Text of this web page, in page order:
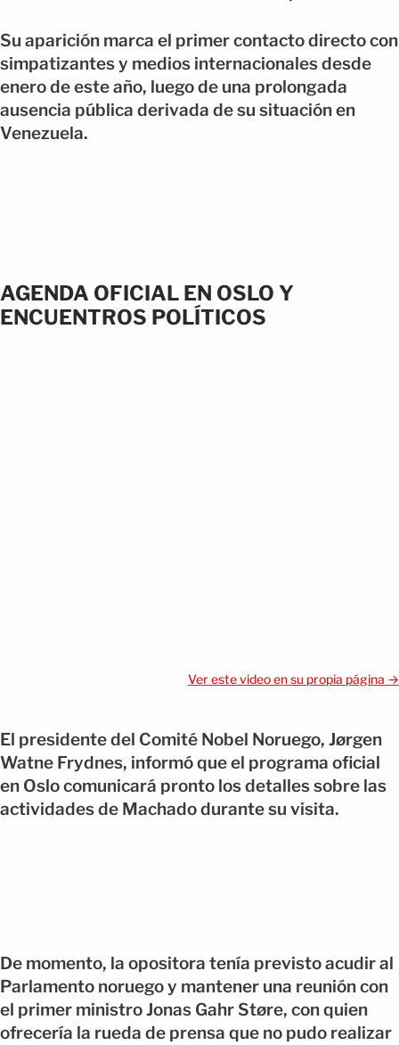
Su aparición marca el primer contacto directo con
simpatizantes y medios internacionales desde
enero de este año, luego de una prolongada
ausencia pública derivada de su situación en
Venezuela.
AGENDA OFICIAL EN OSLO Y
ENCUENTROS POLÍTICOS
Ver este video en su propia página →
El presidente del Comité Nobel Noruego, Jørgen
Watne Frydnes, informó que el programa oficial
en Oslo comunicará pronto los detalles sobre las
actividades de Machado durante su visita.
De momento, la opositora tenía previsto acudir al
Parlamento noruego y mantener una reunión con
el primer ministro Jonas Gahr Støre, con quien
ofrecería la rueda de prensa que no pudo realizar